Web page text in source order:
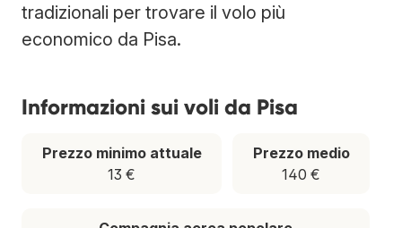
tradizionali per trovare il volo più
economico da Pisa.
Informazioni sui voli da Pisa
Prezzo minimo attuale
13 €
Prezzo medio
140 €